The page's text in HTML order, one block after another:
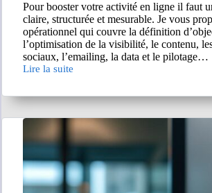
Pour booster votre activité en ligne il faut
claire, structurée et mesurable. Je vous
opérationnel qui couvre la définition
l’optimisation de la visibilité, le contenu,
sociaux, l’emailing, la data et le pilotage…
Lire la suite
Les
leviers
développement
une
stratégie
marketing
efficace